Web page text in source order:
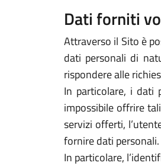
Dati forniti
Attraverso il Sito è
dati personali di
rispondere alle
In particolare, i dati
impossibile offrire
servizi offerti,
fornire dati personali.
In particolare,